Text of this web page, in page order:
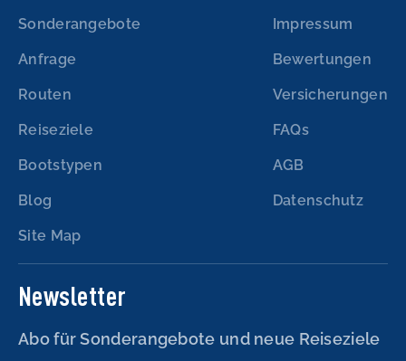
Sonderangebote
Anfrage
Routen
Reiseziele
Bootstypen
Blog
Site Map
Impressum
Bewertungen
Versicherungen
FAQs
AGB
Datenschutz
Newsletter
Abo für Sonderangebote und neue Reiseziele